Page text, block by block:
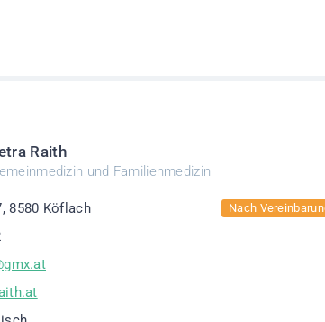
Raith
und Familienmedizin
8580 Köflach
Nach